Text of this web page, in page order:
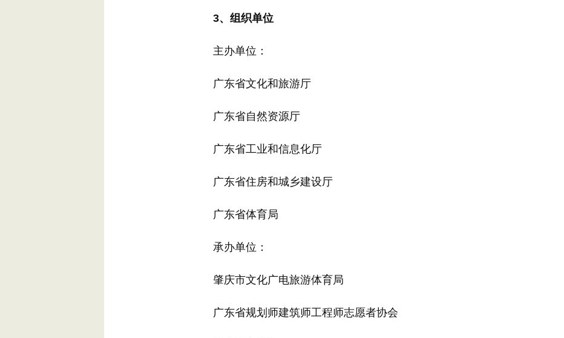
3、组织单位
主办单位：
广东省文化和旅游厅
广东省自然资源厅
广东省工业和信息化厅
广东省住房和城乡建设厅
广东省体育局
承办单位：
肇庆市文化广电旅游体育局
广东省规划师建筑师工程师志愿者协会